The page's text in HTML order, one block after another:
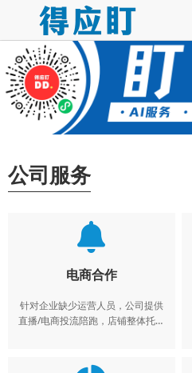
公司服务
电商合作
针对企业缺少运营人员，公司提供
直播/电商投流陪跑，店铺整体托管